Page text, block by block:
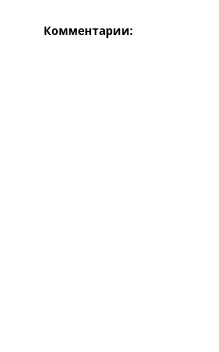
Рейтинги
Комментарии: